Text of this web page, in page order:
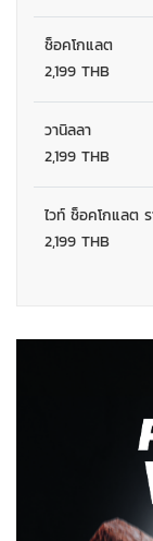
ช็อคโกแลต
2,199 THB
วานิลลา
2,199 THB
ไวท์ ช็อคโกแลต
2,199 THB